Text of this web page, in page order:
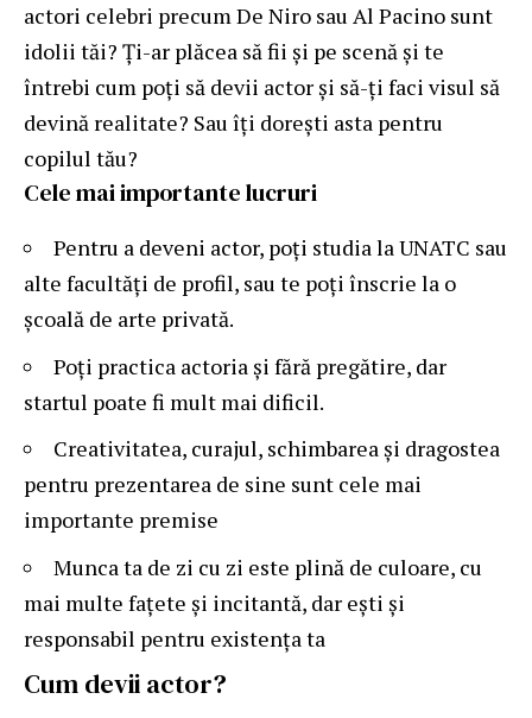
actori celebri precum De Niro sau Al Pacino sunt
idolii tăi? Ți-ar plăcea să fii și pe scenă și te
întrebi cum poți să devii actor și să-ți faci visul să
devină realitate? Sau îți dorești asta pentru
copilul tău?
Cele mai importante lucruri
Pentru a deveni actor, poți studia la UNATC sau
alte facultăți de profil, sau te poți înscrie la o
școală de arte privată.
Poți practica actoria și fără pregătire, dar
startul poate fi mult mai dificil.
Creativitatea, curajul, schimbarea și dragostea
pentru prezentarea de sine sunt cele mai
importante premise
Munca ta de zi cu zi este plină de culoare, cu
mai multe fațete și incitantă, dar ești și
responsabil pentru existența ta
Cum devii actor?